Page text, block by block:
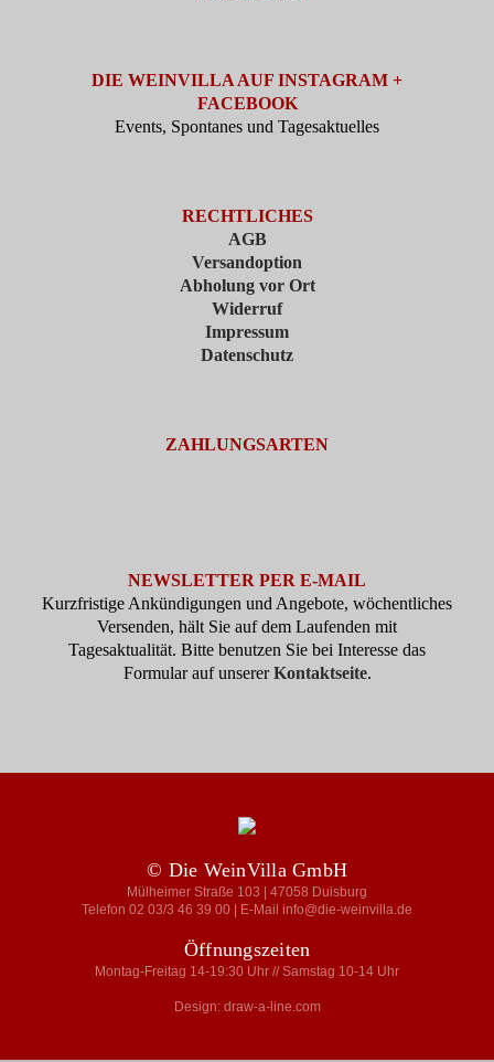
DIE WEINVILLA AUF INSTAGRAM +
FACEBOOK
Events, Spontanes und Tagesaktuelles
RECHTLICHES
AGB
Versandoption
Abholung vor Ort
Widerruf
Impressum
Datenschutz
ZAHLUNGSARTEN
NEWSLETTER PER E-MAIL
Kurzfristige Ankündigungen und Angebote, wöchentliches
Versenden, hält Sie auf dem Laufenden mit
Tagesaktualität. Bitte benutzen Sie bei Interesse das
Formular auf unsererKontaktseite.
© Die WeinVilla GmbH
Mülheimer Straße 103 | 47058 Duisburg
Telefon 02 03/3 46 39 00 | E-Mail info@die-weinvilla.de
Öffnungszeiten
Montag-Freitag 14-19:30 Uhr // Samstag 10-14 Uhr
Design: draw-a-line.com